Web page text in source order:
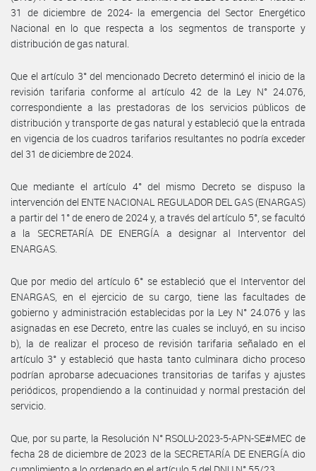
31 de diciembre de 2024- la emergencia del Sector Energético
Nacional en lo que respecta a los segmentos de transporte y
distribución de gas natural.
Que el artículo 3° del mencionado Decreto determinó el inicio de la
revisión tarifaria conforme al artículo 42 de la Ley N° 24.076,
correspondiente a las prestadoras de los servicios públicos de
distribución y transporte de gas natural y estableció que la entrada
en vigencia de los cuadros tarifarios resultantes no podría exceder
del 31 de diciembre de 2024.
Que mediante el artículo 4° del mismo Decreto se dispuso la
intervención del ENTE NACIONAL REGULADOR DEL GAS (ENARGAS)
a partir del 1° de enero de 2024 y, a través del artículo 5°, se facultó
a la SECRETARÍA DE ENERGÍA a designar al Interventor del
ENARGAS.
Que por medio del artículo 6° se estableció que el Interventor del
ENARGAS, en el ejercicio de su cargo, tiene las facultades de
gobierno y administración establecidas por la Ley N° 24.076 y las
asignadas en ese Decreto, entre las cuales se incluyó, en su inciso
b), la de realizar el proceso de revisión tarifaria señalado en el
artículo 3° y estableció que hasta tanto culminara dicho proceso
podrían aprobarse adecuaciones transitorias de tarifas y ajustes
periódicos, propendiendo a la continuidad y normal prestación del
servicio.
Que, por su parte, la Resolución N° RSOLU-2023-5-APN-SE#MEC de
fecha 28 de diciembre de 2023 de la SECRETARÍA DE ENERGÍA dio